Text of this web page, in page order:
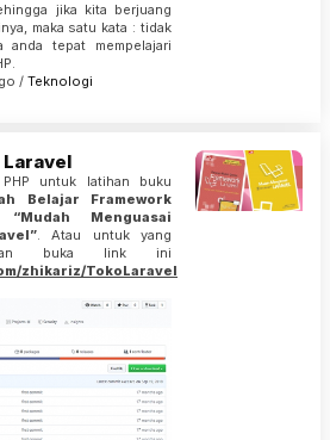
jika kita berjuang
maka satu kata : tidak
anda tepat mempelajari
/ Teknologi
untuk latihan buku
Belajar Framework
“Mudah Menguasai
. Atau untuk yang
buka link ini
zhikariz/TokoLaravel